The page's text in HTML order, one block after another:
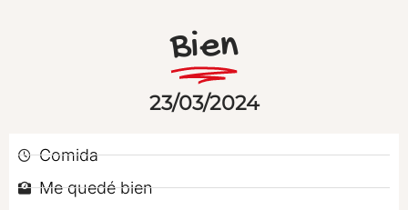
Bien
23/03/2024
Comida
Me quedé bien